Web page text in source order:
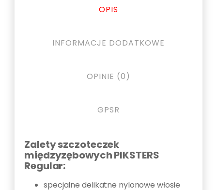
OPIS
INFORMACJE DODATKOWE
OPINIE (0)
GPSR
Zalety szczoteczek
międzyzębowych PIKSTERS
Regular:
specjalne delikatne nylonowe włosie